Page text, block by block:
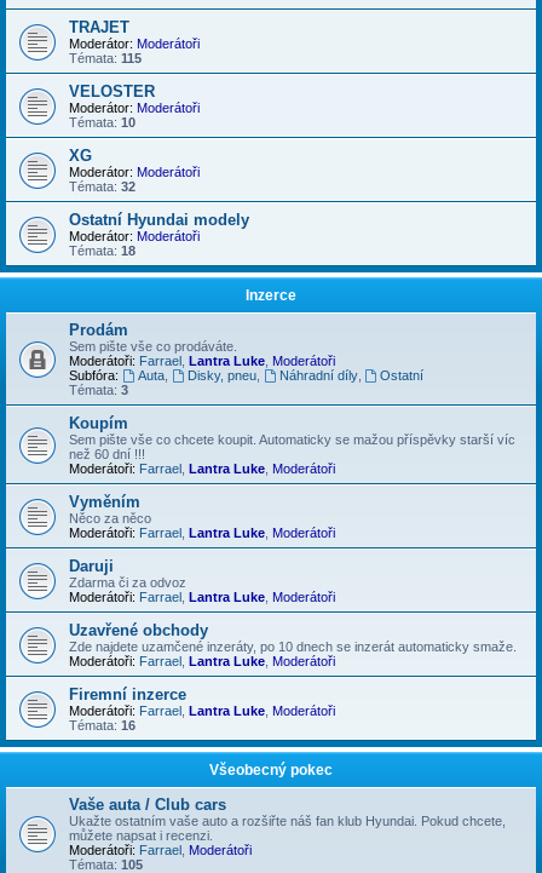
TRAJET
Moderátor: Moderátoři
Témata: 115
VELOSTER
Moderátor: Moderátoři
Témata: 10
XG
Moderátor: Moderátoři
Témata: 32
Ostatní Hyundai modely
Moderátor: Moderátoři
Témata: 18
Inzerce
Prodám
Sem pište vše co prodáváte.
Moderátoři: Farrael Lantra Luke Moderátoři
Subfóra:
Auta, Disky, pneu, Náhradní díly,
Ostatní
Témata: 3
Koupím
Sem pište vše co chcete koupit. Automaticky se mažou příspěvky starší víc
než 60 dní !!!
Moderátoři: Farrael Lantra Luke Moderátoři
Vyměním
Něco za něco
Moderátoři: Farrael Lantra Luke Moderátoři
Daruji
Zdarma či za odvoz
Moderátoři: Farrael Lantra Luke Moderátoři
Uzavřené obchody
Zde najdete uzamčené inzeráty, po 10 dnech se inzerát automaticky smaže.
Moderátoři: Farrael Lantra Luke Moderátoři
Firemní inzerce
Moderátoři: Farrael Lantra Luke Moderátoři
Témata: 16
Všeobecný pokec
Vaše auta / Club cars
Ukažte ostatním vaše auto a rozšiřte náš fan klub Hyundai. Pokud chcete,
můžete napsat i recenzi.
Moderátoři: Farrael Moderátoři
Témata: 105